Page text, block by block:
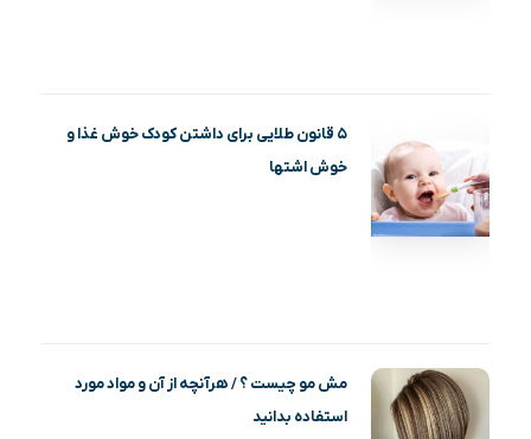
۵ قانون طلایی برای داشتن کودک خوش غذا و
خوش اشتها
مش مو چیست ؟ / هرآنچه از آن و مواد مورد
استفاده بدانید